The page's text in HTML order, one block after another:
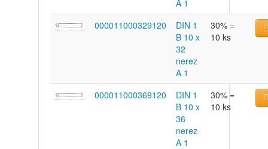
A 1
000011000329120
DIN 1
B 10 x
32
nerez
A 1
30% =
10 ks
000011000369120
DIN 1
B 10 x
36
nerez
A 1
30% =
10 ks